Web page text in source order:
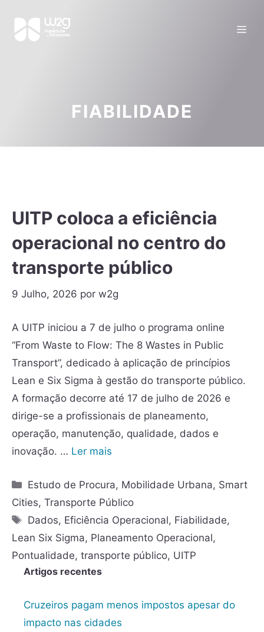
FIABILIDADE
UITP coloca a eficiência
operacional no centro do
transporte público
9 Julho, 2026 por w2g
A UITP iniciou a 7 de julho o programa online
“From Waste to Flow: The 8 Wastes in Public
Transport”, dedicado à aplicação de princípios
Lean e Six Sigma à gestão do transporte público.
A formação decorre até 17 de julho de 2026 e
dirige-se a profissionais de planeamento,
operação, manutenção, qualidade, dados e
inovação. … Ler mais
Estudo de Procura, Mobilidade Urbana, Smart
Cities, Transporte Público
Dados, Eficiência Operacional, Fiabilidade,
Lean Six Sigma, Planeamento Operacional,
Pontualidade, transporte público, UITP
Artigos recentes
Cruzeiros pagam menos impostos apesar do
impacto nas cidades